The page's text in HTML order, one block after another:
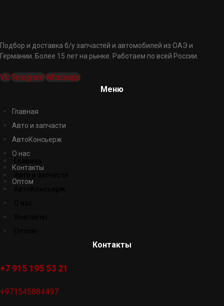
Подбор и доставка б/у запчастей и автомобилей из ОАЭ и
Германии. Более 15 лет на рынке. Работаем по всей России.
Vk Telegram Whatsapp
Меню
Главная
Авто и запчасти
АвтоКонсьерж
О нас
Контакты
Оптом
Контакты
+7 915 195 53 21
+971545884497